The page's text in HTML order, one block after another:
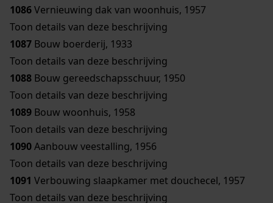
1086Vernieuwing dak van woonhuis, 1957
Toon details van deze beschrijving
1087 Bouw boerderij, 1933
Toon details van deze beschrijving
1088 Bouw gereedschapsschuur, 1950
Toon details van deze beschrijving
1089 Bouw woonhuis, 1958
Toon details van deze beschrijving
1090Aanbouw veestalling, 1956
Toon details van deze beschrijving
1091 Verbouwing slaapkamer met douchecel, 1957
Toon details van deze beschrijving